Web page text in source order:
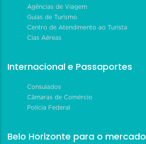
Agências de Viagem
Guias de Turismo
Centro de Atendimento ao Turista
Cias Aéreas
Internacional e Passaportes
Consulados
Câmaras de Comércio
Polícia Federal
Belo Horizonte para o mercado